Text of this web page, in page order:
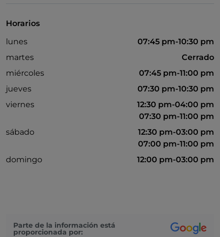
Horarios
lunes
07:45 pm-10:30 pm
martes
Cerrado
miércoles
07:45 pm-11:00 pm
jueves
07:30 pm-10:30 pm
viernes
12:30 pm-04:00 pm
07:30 pm-11:00 pm
sábado
12:30 pm-03:00 pm
07:00 pm-11:00 pm
domingo
12:00 pm-03:00 pm
Parte de la información está
proporcionada por: